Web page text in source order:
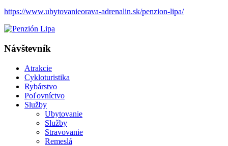
https://www.ubytovanieorava-adrenalin.sk/penzion-lipa/
Návštevník
Atrakcie
Cykloturistika
Rybárstvo
Poľovníctvo
Služby
Ubytovanie
Služby
Stravovanie
Remeslá